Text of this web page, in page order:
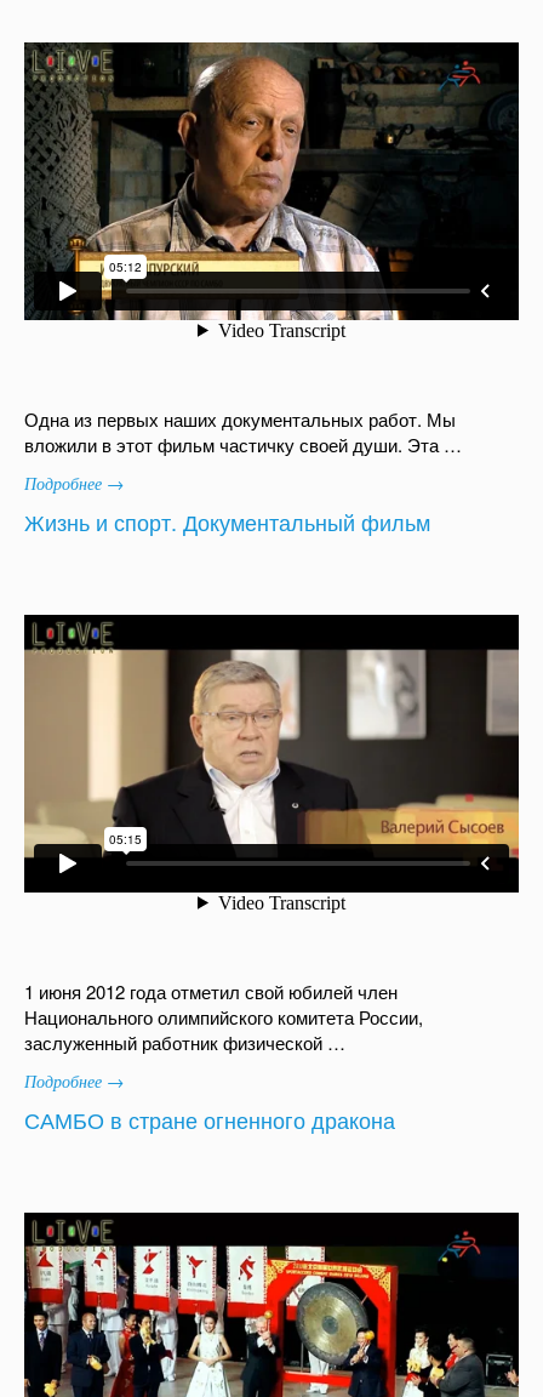
Одна из первых наших документальных работ. Мы
вложили в этот фильм частичку своей души. Эта …
Подробнее →
Жизнь и спорт. Документальный фильм
1 июня 2012 года отметил свой юбилей член
Национального олимпийского комитета России,
заслуженный работник физической …
Подробнее →
САМБО в стране огненного дракона